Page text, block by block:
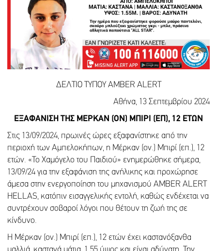
ΔΕΛΤΙΟ ΤΥΠΟΥ AMBER ALERT
Αθήνα, 13 Σεπτεμβρίου 2024
ΕΞΑΦΑΝΙΣΗ ΤΗΣ ΜΕΡΚΑΝ (ΟΝ) ΜΠΙΡΙ (ΕΠ), 12 ΕΤΩΝ
Στις 13/09/2024, πρωινές ώρες εξαφανίστηκε από την
περιοχή των Αμπελοκήπων, η Μέρκαν (ον.) Μπιρί (επ.), 12
ετών. «Το Χαμόγελο του Παιδιού» ενημερώθηκε σήμερα,
13/09/24 για την εξαφάνιση της ανήλικης και προχώρησε
άμεσα στην ενεργοποίηση του μηχανισμού AMBER ALERT
HELLAS, κατόπιν εισαγγελικής εντολή, καθώς ενδέχεται να
συντρέχουν σοβαροί λόγοι που θέτουν τη ζωή της σε
κίνδυνο.
Η Μέρκαν (ον.) Μπιρί (επ.), 12 ετών έχει καστανόξανθα